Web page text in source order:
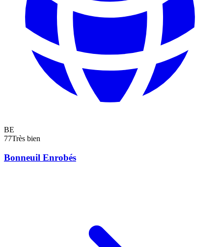
BE
77Très bien
Bonneuil Enrobés